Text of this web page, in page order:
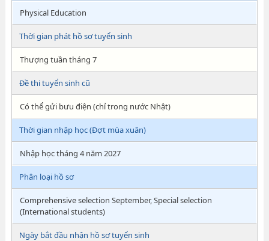
Physical Education
Thời gian phát hồ sơ tuyển sinh
Thượng tuần tháng 7
Đề thi tuyển sinh cũ
Có thể gửi bưu điện (chỉ trong nước Nhật)
Thời gian nhập học (Đợt mùa xuân)
Nhập học tháng 4 năm 2027
Phân loại hồ sơ
Comprehensive selection September, Special selection
(International students)
Ngày bắt đầu nhận hồ sơ tuyển sinh